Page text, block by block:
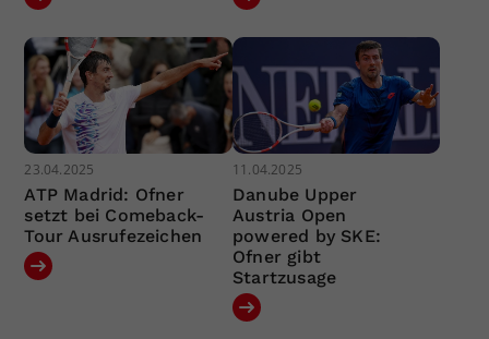
23.04.2025
ATP Madrid: Ofner
setzt bei Comeback-
Tour Ausrufezeichen
11.04.2025
Danube Upper
Austria Open
powered by SKE:
Ofner gibt
Startzusage